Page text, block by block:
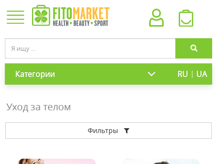
Категории RU | UA
Уход за телом
Фильтры